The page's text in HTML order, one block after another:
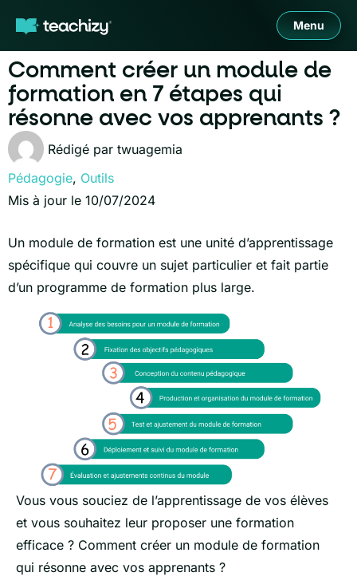
Menu
Comment créer un module de
formation en 7 étapes qui
résonne avec vos apprenants ?
Rédigé par twuagemia
Pédagogie, Outils
Mis à jour le 10/07/2024
Un module de formation est une unité d’apprentissage
spécifique qui couvre un sujet particulier et fait partie
d’un programme de formation plus large.
Vous vous souciez de l’apprentissage de vos élèves
et vous souhaitez leur proposer une formation
efficace ? Comment créer un module de formation
qui résonne avec vos apprenants ?